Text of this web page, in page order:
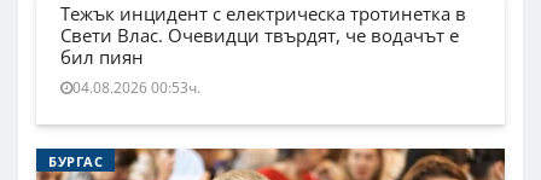
Тежък инцидент с електрическа тротинетка в
Свети Влас. Очевидци твърдят, че водачът е
бил пиян
04.08.2026 00:53ч.
БУРГАС